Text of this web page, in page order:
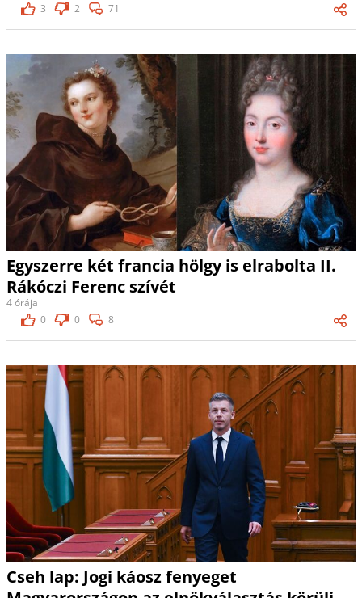
3
2 71
Egyszerre két francia hölgy is elrabolta II.
Rákóczi Ferenc szívét
4 órája
0
0 8
Cseh lap: Jogi káosz fenyeget